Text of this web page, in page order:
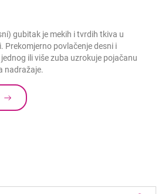
gubitak je mekih i tvrdih tkiva u
Prekomjerno povlačenje desni i
ili više zuba uzrokuje pojačanu
nadražaje.